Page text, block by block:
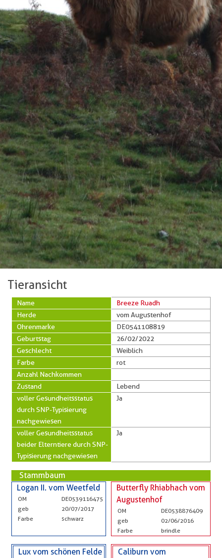
Tieransicht
Name
Breeze Ruadh
Herde
vom Augustenhof
Ohrenmarke
DE0541108819
Geburtstag
26/02/2022
Geschlecht
Weiblich
Farbe
rot
Anzahl Nachkommen
Zustand
Lebend
voller Gesundheitsstatus
durch SNP-Typisierung
nachgewiesen
Ja
voller Gesundheitsstatus
beider Elterntiere durch SNP-
Typisierung nachgewiesen
Ja
Stammbaum
Logan II. vom Weetfeld
OM
DE0539116475
geb
20/07/2017
Farbe
schwarz
Butterfly Rhiabhach vom
Augustenhof
OM
DE0538876409
geb
02/06/2016
Farbe
brindle
Lux vom schönen Felde
Caliburn vom